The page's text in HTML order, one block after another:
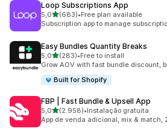
Loop Subscriptions App
5,0de 5 estrelas
(683)
683 total de avaliações
•Free plan available
Subscription app to manage
Easy Bundles Quantity Breaks
5,0de 5 estrelas
(283)
283 total de avaliações
•Free to install
Grow AOV with fast bundle discount,
Built for Shopify
FBP | Fast Bundle & Upsell App
5,0de 5 estrelas
(2.958)
2958 total de avaliações
•Instalação gratuita
App de venda adicional, mix & match,